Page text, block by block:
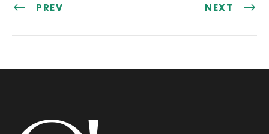
PREV NEXT